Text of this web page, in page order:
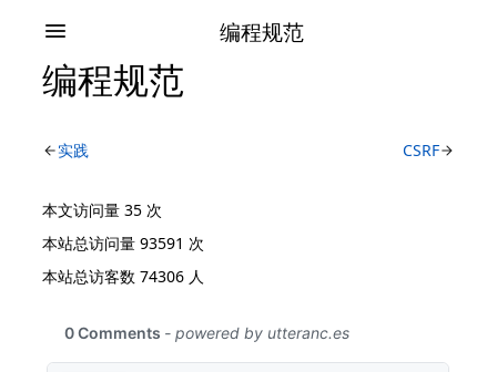
编程规范
编程规范
实践 CSRF
本文访问量35 次
本站总访问量93591 次
本站总访客数74306 人